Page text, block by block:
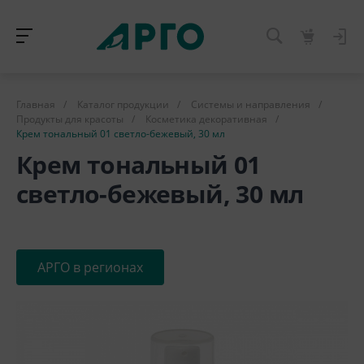
Главная / Каталог продукции / Системы и направления
/
Продукты для красоты
/ Косметика декоративная
/
Крем тональный 01 светло-бежевый, 30 мл
Крем тональный 01
светло-бежевый, 30 мл
АРГО в регионах